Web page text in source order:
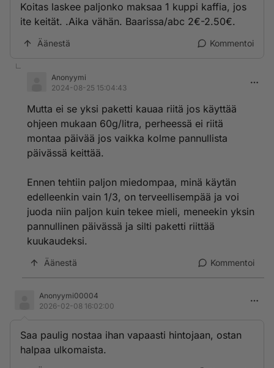
Koitas laskee paljonko maksaa 1 kuppi kaffia, jos
ite keität. .Aika vähän. Baarissa/abc 2€-2.50€.
Äänestä Kommentoi
Anonyymi
2024-08-25 15:04:43
Mutta ei se yksi paketti kauaa riitä jos käyttää
ohjeen mukaan 60g/litra, perheessä ei riitä
montaa päivää jos vaikka kolme pannullista
päivässä keittää.
Ennen tehtiin paljon miedompaa, minä käytän
edelleenkin vain 1/3, on terveellisempää ja voi
juoda niin paljon kuin tekee mieli, meneekin yksin
pannullinen päivässä ja silti paketti riittää
kuukaudeksi.
Äänestä Kommentoi
Anonyymi00004
2026-02-08 16:02:00
Saa paulig nostaa ihan vapaasti hintojaan, ostan
halpaa ulkomaista.